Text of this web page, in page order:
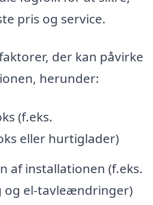
pris og service.
der kan påvirke
herunder:
(f.eks.
eller hurtiglader)
af installationen (f.eks.
og el-tavleændringer)